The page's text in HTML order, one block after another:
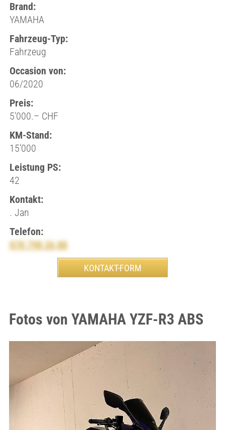
Brand:
YAMAHA
Fahrzeug-Typ:
Fahrzeug
Occasion von:
06/2020
Preis:
5’000.– CHF
KM-Stand:
15’000
Leistung PS:
42
Kontakt:
. Jan
Telefon:
078 798 26 88
Fotos von YAMAHA YZF-R3 ABS